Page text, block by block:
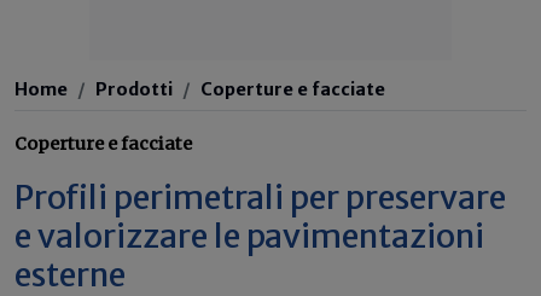
Home Prodotti Coperture e facciate
Coperture e facciate
Profili perimetrali per preservare
e valorizzare le pavimentazioni
esterne